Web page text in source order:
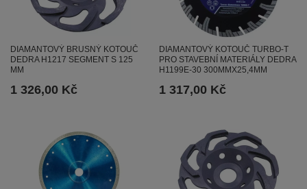
DIAMANTOVÝ BRUSNÝ KOTOUČ
DEDRA H1217 SEGMENT S 125
MM
1 326,00 Kč
DIAMANTOVÝ KOTOUČ TURBO-T
PRO STAVEBNÍ MATERIÁLY DEDRA
H1199E-30 300MMX25,4MM
1 317,00 Kč